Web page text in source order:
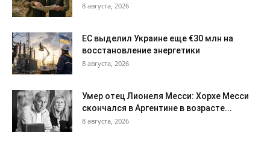
8 августа, 2026
ЕС выделил Украине еще €30 млн на
восстановление энергетики
8 августа, 2026
Умер отец Лионеля Месси: Хорхе Месси
скончался в Аргентине в возрасте...
8 августа, 2026